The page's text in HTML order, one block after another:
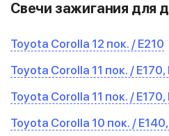
Свечи зажигания для
Toyota Corolla 12 пок. / E210
Toyota Corolla 11 пок. /
Toyota Corolla 11 пок. / E170,
Toyota Corolla 10 пок. /